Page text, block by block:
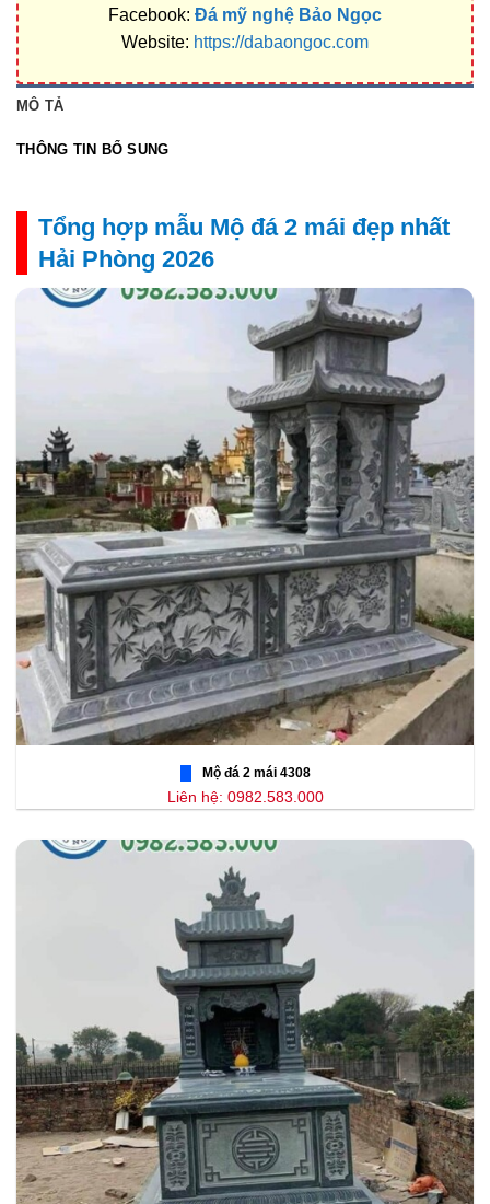
Facebook: Đá mỹ nghệ Bảo Ngọc
Website: https://dabaongoc.com
MÔ TẢ
THÔNG TIN BỔ SUNG
Tổng hợp mẫu Mộ đá 2 mái đẹp nhất
Hải Phòng 2026
Mộ đá 2 mái 4308
Liên hệ: 0982.583.000